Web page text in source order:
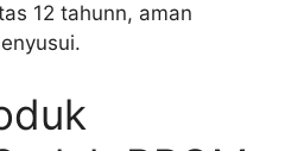
12 tahunn, aman